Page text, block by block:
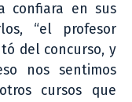
confiara en sus
“el profesor
del concurso, y
nos sentimos
cursos que